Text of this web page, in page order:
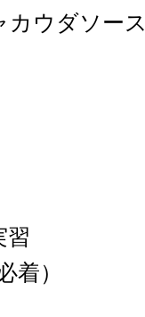
カウダソー
習
着）